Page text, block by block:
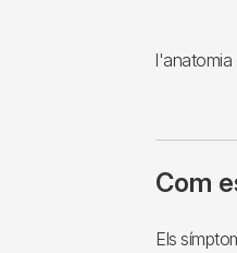
l'anatomia
Com
Els